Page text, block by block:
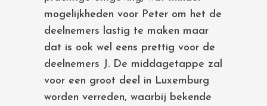
mogelijkheden voor Peter om het de
deelnemers lastig te maken maar
dat is ook wel eens prettig voor de
deelnemers J. De middagetappe zal
voor een groot deel in Luxemburg
worden verreden, waarbij bekende